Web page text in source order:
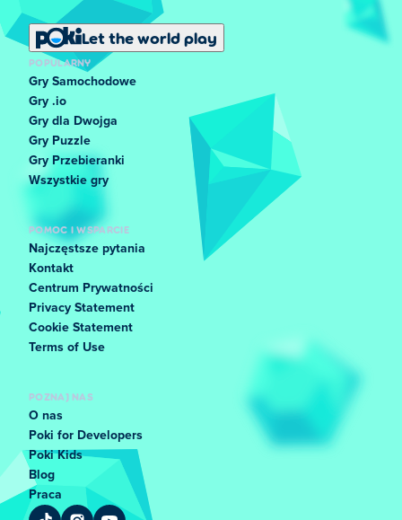
Let the world play
POPULARNY
Gry Samochodowe
Gry .io
Gry dla Dwojga
Gry Puzzle
Gry Przebieranki
Wszystkie gry
POMOC I WSPARCIE
Najczęstsze pytania
Kontakt
Centrum Prywatności
Privacy Statement
Cookie Statement
Terms of Use
POZNAJ NAS
O nas
Poki for Developers
Poki Kids
Blog
Praca